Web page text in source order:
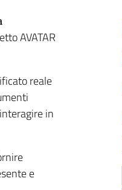
AVATAR
reale
in
e